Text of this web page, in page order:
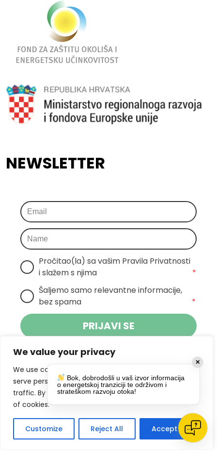
We value your privacy
We use cookies to enhance your browsing experience,
serve personalized ads or content, and analyze our
traffic. By clicking "Accept All", you consent to our use
of cookies.
Customize Reject All Accept All
NEWSLETTER
Pročitao(la) sa vašim Pravila Privatnosti
i slažem s njima
*
Šaljemo samo relevantne informacije,
bez spama
*
PRIJAVI SE
Klikom na gumb dajete suglasnost za
primanje novosti Pokreta Otoka te se
slažete spolitikom privatnosti.
DRUŠTVENE MREŽE
✕
Bok, dobrodošli u vaš izvor informacija
o energetskoj tranziciji te održivom i
strateškom razvoju otoka!